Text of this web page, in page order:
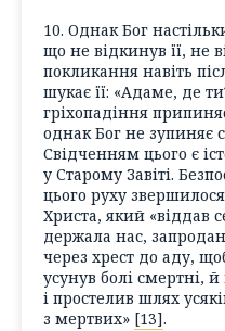
10. Однак Бог
що не відкинув її, не
покликання навіть
шукає її: «Адаме, де
гріхопадіння
однак Бог не зупиняє
Свідченням цього є
у Старому Завіті.
цього руху
Христа, який «віддав
держала нас,
через хрест до аду,
усунув болі смертні,
і простелив шлях
з мертвих» [13].